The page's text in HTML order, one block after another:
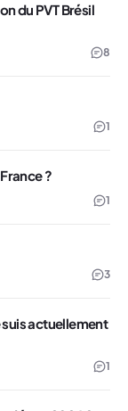
du PVT Brésil
8
1
?
1
3
suis actuellement
1